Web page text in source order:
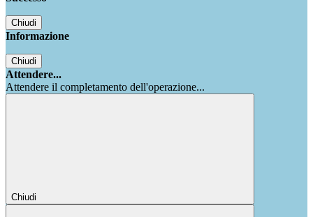
Chiudi
Informazione
Chiudi
Attendere...
Attendere il completamento dell'operazione...
Chiudi